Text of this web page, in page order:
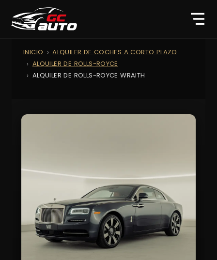
INICIO
ALQUILER DE COCHES A CORTO PLAZO
ALQUILER DE ROLLS-ROYCE
ALQUILER DE ROLLS-ROYCE WRAITH